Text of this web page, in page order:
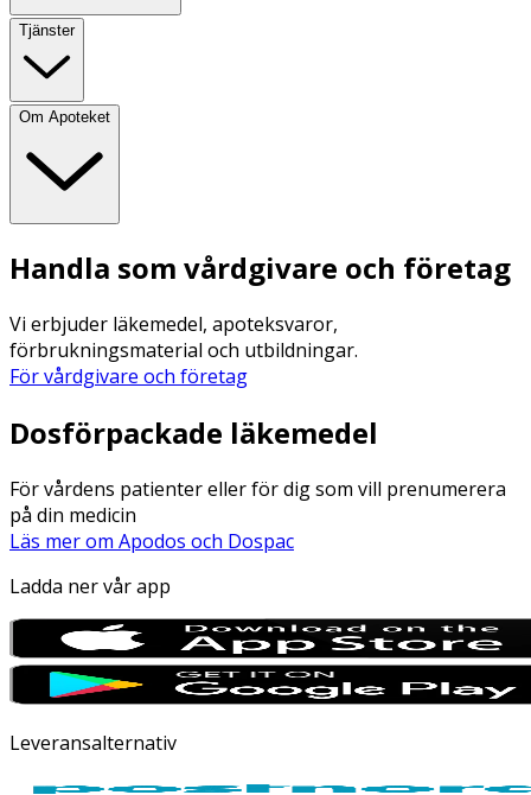
Tjänster
Om Apoteket
Handla som vårdgivare och företag
Vi erbjuder läkemedel, apoteksvaror,
förbrukningsmaterial och utbildningar.
För vårdgivare och företag
Dosförpackade läkemedel
För vårdens patienter eller för dig som vill prenumerera
på din medicin
Läs mer om Apodos och Dospac
Ladda ner vår app
Leveransalternativ